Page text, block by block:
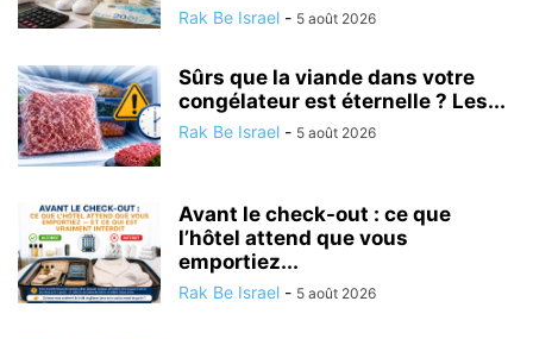
Rak Be Israel - 5 août 2026
Sûrs que la viande dans votre
congélateur est éternelle ? Les...
Rak Be Israel - 5 août 2026
Avant le check-out : ce que
l’hôtel attend que vous
emportiez...
Rak Be Israel - 5 août 2026